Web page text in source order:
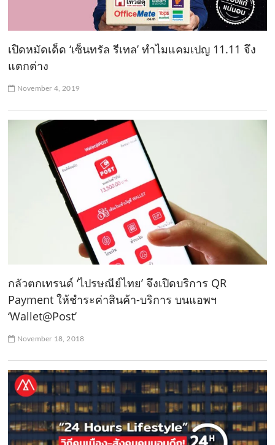
เปิดหมัดเด็ด ‘เซ็นทรัล รีเทล’ ทำไมแคมเปญ 11.11 จึง
แตกต่าง
November 4, 2019
กลัวตกเทรนด์ ‘ไปรษณีย์ไทย’ จึงเปิดบริการ QR
Payment ให้ชำระค่าสินค้า-บริการ บนแอพฯ
‘Wallet@Post’
November 18, 2018